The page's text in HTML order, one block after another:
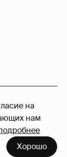
на
нам
Хорошо
и